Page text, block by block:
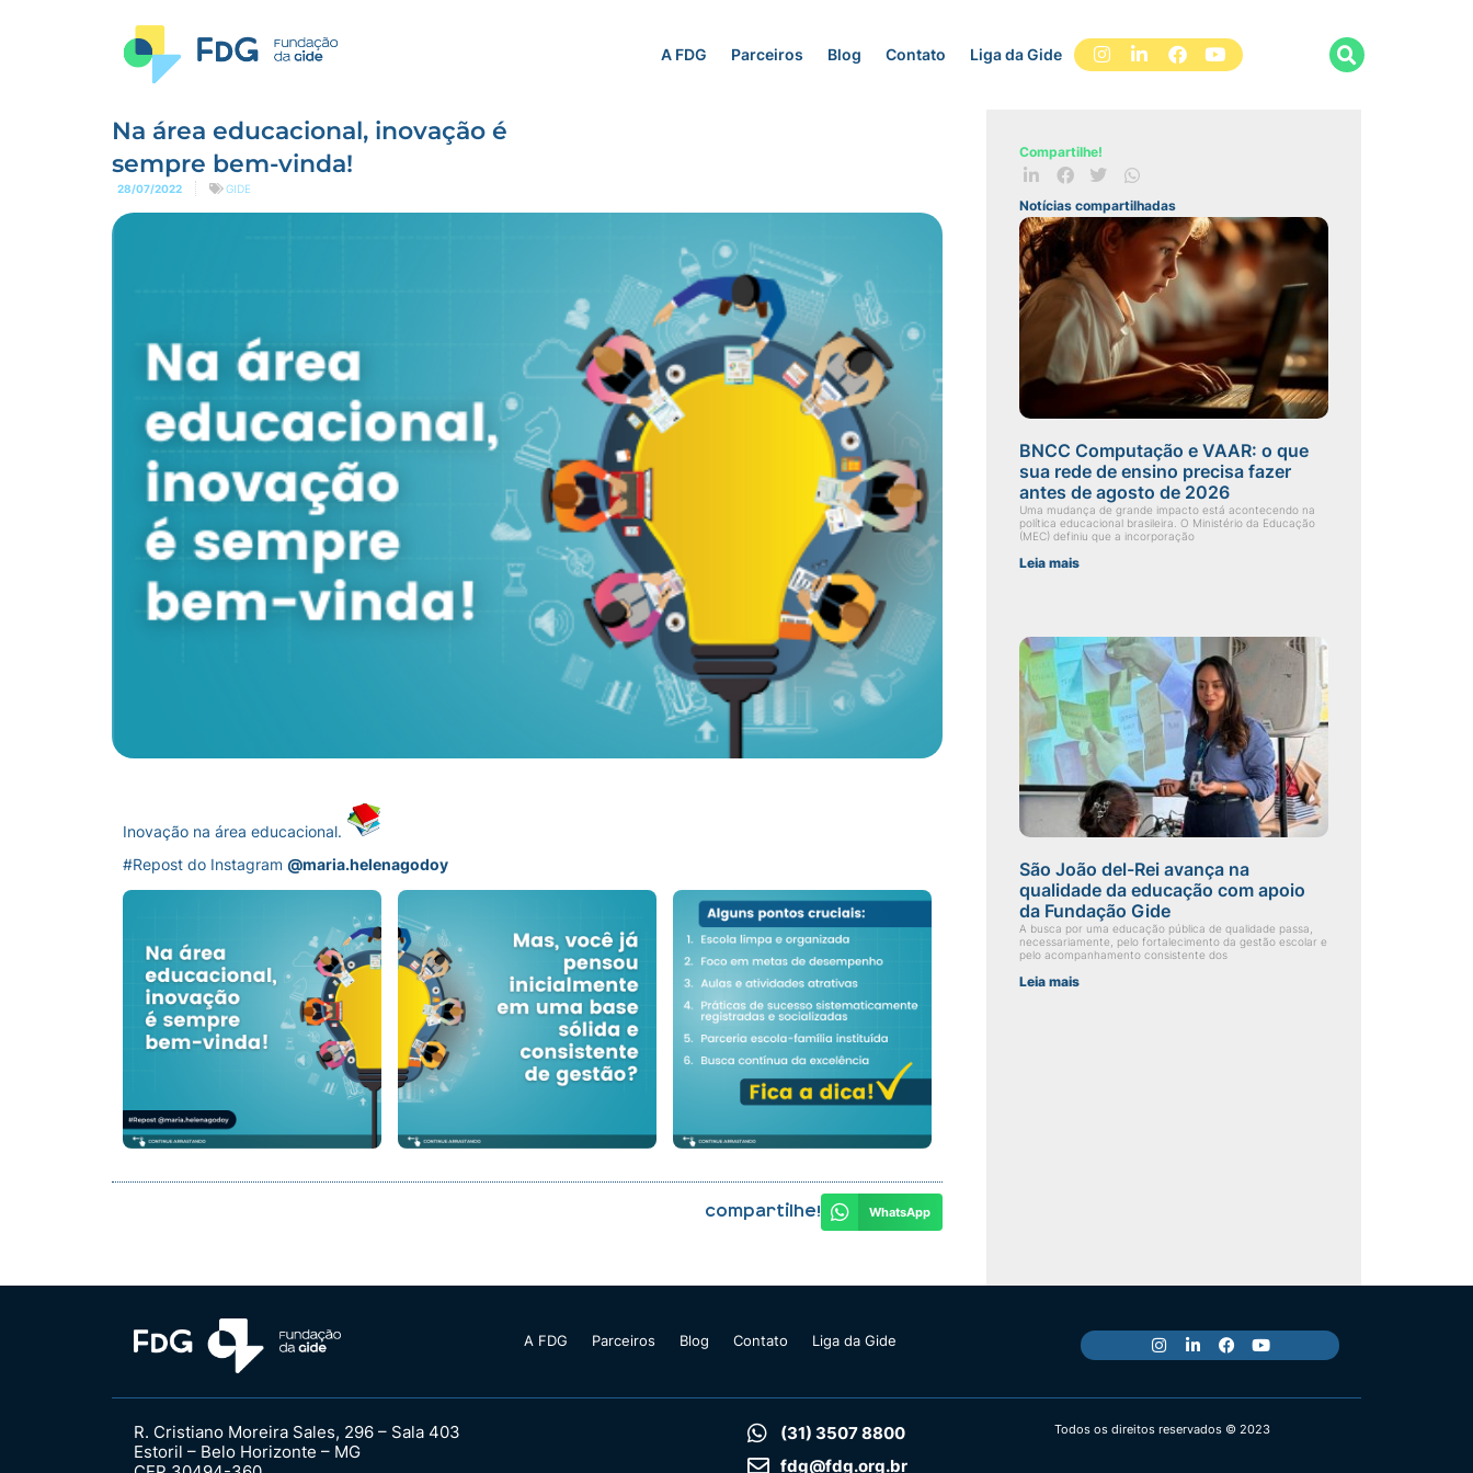
A FDG Parceiros Blog Contato Liga da Gide
Na área educacional, inovação é
sempre bem-vinda!
28/07/2022 GIDE
Inovação na área educacional.
#Repost do Instagram @maria.helenagodoy
Compartilhe! WhatsApp
Compartilhe!
Notícias compartilhadas
BNCC Computação e VAAR: o que
sua rede de ensino precisa fazer
antes de agosto de 2026
Uma mudança de grande impacto está acontecendo na
política educacional brasileira. O Ministério da Educação
(MEC) definiu que a incorporação
Leia mais
São João del-Rei avança na
qualidade da educação com apoio
da Fundação Gide
A busca por uma educação pública de qualidade passa,
necessariamente, pelo fortalecimento da gestão escolar e
pelo acompanhamento consistente dos
Leia mais
A FDG Parceiros Blog Contato Liga da Gide
R. Cristiano Moreira Sales, 296 – Sala 403
Estoril – Belo Horizonte – MG
(31) 3507 8800
fdg@fdg.org.br
Todos os direitos reservados © 2023